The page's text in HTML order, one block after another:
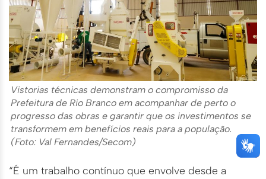
Vistorias técnicas demonstram o compromisso da
Prefeitura de Rio Branco em acompanhar de perto o
progresso das obras e garantir que os investimentos se
transformem em benefícios reais para a população.
(Foto: Val Fernandes/Secom)
“É um trabalho contínuo que envolve desde a